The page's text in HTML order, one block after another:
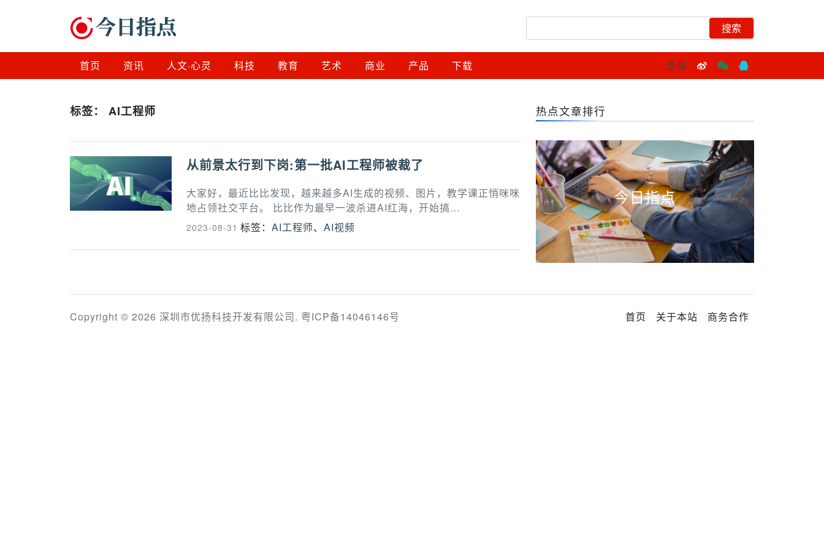
首页 资讯 人文·心灵 科技 教育 艺术 商业 产品 下载 登录
标签： AI工程师
从前景太行到下岗:第一批AI工程师被裁了
大家好，最近比比发现，越来越多AI生成的视频、图片，教学课正悄咪咪
地占领社交平台。 比比作为最早一波杀进AI红海，开始搞…
2023-08-31 标签： AI工程师、 AI视频
热点文章排行
今日指点
Copyright © 2026 深圳市优扬科技开发有限公司. 粤ICP备14046146号 首页 关于本站 商务合作